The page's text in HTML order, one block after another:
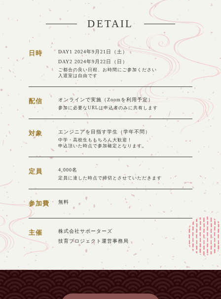
DETAIL
日時
DAY1 2024年9月21日（土）
DAY2 2024年9月22日（日）
ご都合の良い日程、お時間にご参加ください
入退室は自由です
配信 オンラインで実施（Zoomを利用予定）
参加に必要なURLは申込者のみに共有します
対象 エンジニアを目指す学生（学年不問）
中学・高校生ももちろん大歓迎！
申込頂いた時点で参加確定となります。
定員 4,000名
定員に達した時点で締切とさせていただきます
参加費 無料
主催
株式会社サポーターズ
技育プロジェクト運営事務局